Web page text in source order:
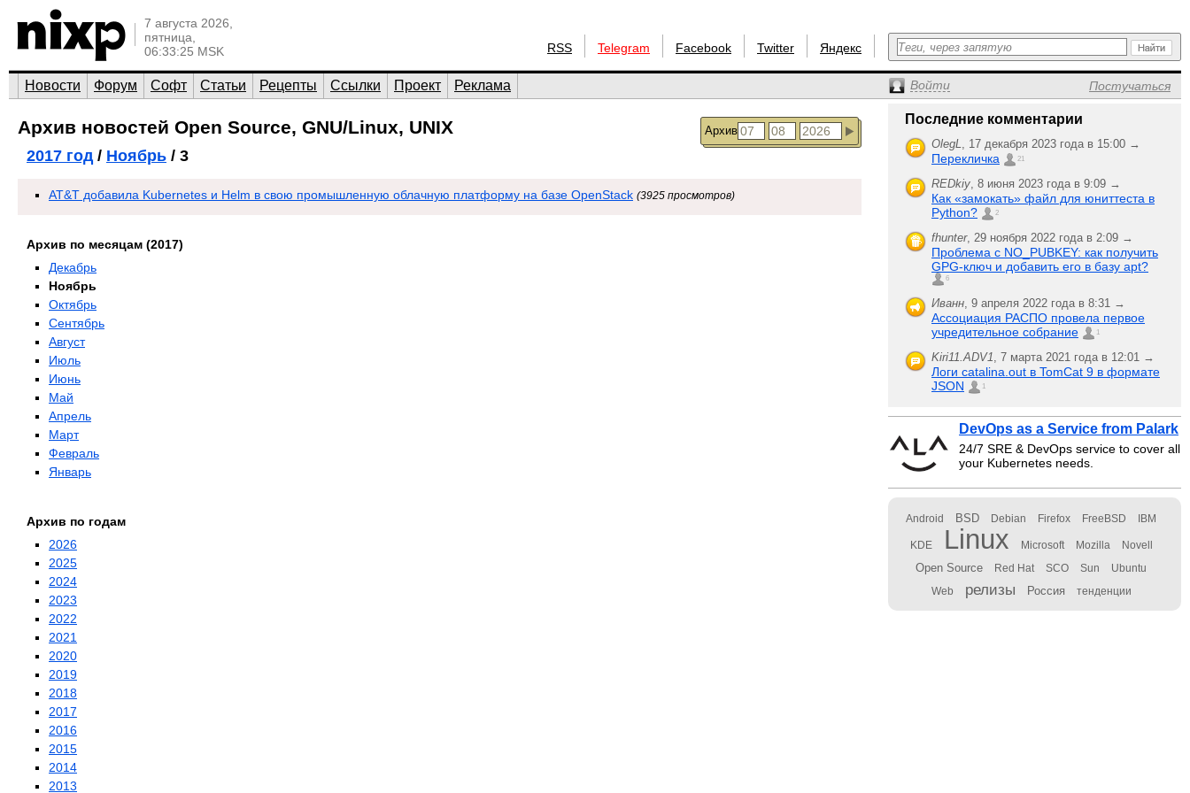
7 августа 2026,
пятница,
06:33:25 MSK
RSS Telegram Facebook Twitter Яндекс
Новости Форум Софт Статьи Рецепты Ссылки Проект Реклама Войти Постучаться
Архив
Архив новостей Open Source, GNU/Linux, UNIX
2017 год/ Ноябрь / 3
AT&T добавила Kubernetes и Helm в свою промышленную облачную платформу на базе OpenStack (3925 просмотров)
Архив по месяцам (2017)
Декабрь
Ноябрь
Октябрь
Сентябрь
Август
Июль
Июнь
Май
Апрель
Март
Февраль
Январь
Архив по годам
2026
2025
2024
2023
2022
2021
2020
2019
2018
2017
2016
2015
2014
2013
Последние комментарии
OlegL, 17 декабря 2023 года в 15:00 →
Перекличка 21
REDkiy, 8 июня 2023 года в 9:09 →
Как «замокать» файл для юниттеста в
Python?
2
fhunter, 29 ноября 2022 года в 2:09 →
Проблема с NO_PUBKEY: как получить
GPG-ключ и добавить его в базу apt?
6
Иванн, 9 апреля 2022 года в 8:31 →
Ассоциация РАСПО провела первое
учредительное собрание
1
Kiri11.ADV1, 7 марта 2021 года в 12:01 →
Логи catalina.out в TomCat 9 в формате
JSON
1
DevOps as a Service from Palark
24/7 SRE & DevOps service to cover all
your Kubernetes needs.
Android BSD Debian Firefox FreeBSD IBM
KDE Linux Microsoft Mozilla Novell
Open Source Red Hat SCO Sun Ubuntu
Web релизы Россия тенденции